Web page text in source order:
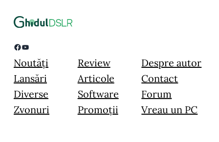
Facebook YouTube
Noutăți
Lansări
Diverse
Zvonuri
Review
Articole
Software
Promoții
Despre autor
Contact
Forum
Vreau un PC